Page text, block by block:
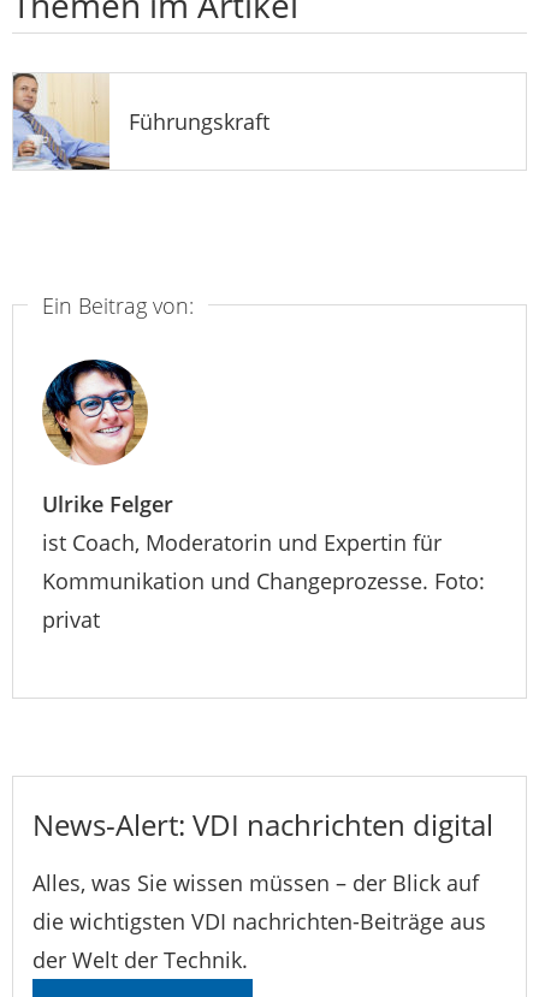
Führungskraft
Ein Beitrag von:
Ulrike Felger
ist Coach, Moderatorin und Expertin für
Kommunikation und Changeprozesse. Foto:
privat
News-Alert: VDI nachrichten digital
Alles, was Sie wissen müssen – der Blick auf
die wichtigsten VDI nachrichten-Beiträge aus
der Welt der Technik.